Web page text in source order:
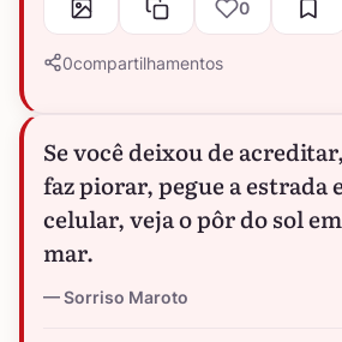
0
0compartilhamentos
Se você deixou de
faz piorar, pegue a estrada
celular, veja o pôr do sol
mar.
Sorriso Maroto